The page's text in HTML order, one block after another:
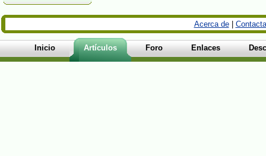
Acerca de|
Inicio Artículos Foro Enlaces